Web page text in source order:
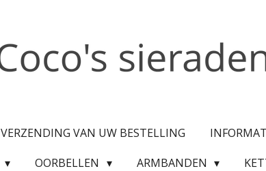
VERZENDING VAN UW BESTELLING
OORBELLEN ARMBANDEN